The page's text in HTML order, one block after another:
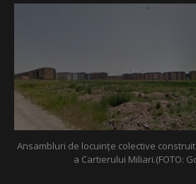
Ansambluri de locuințe colective
a Cartierului Miliari.(FOTO: